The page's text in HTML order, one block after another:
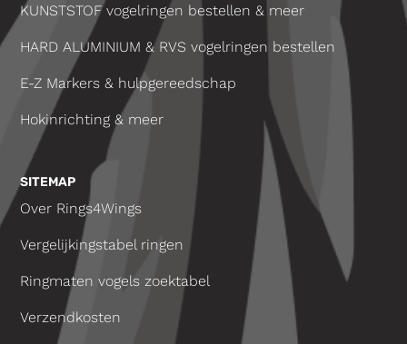
KUNSTSTOF vogelringen bestellen & meer
HARD ALUMINIUM & RVS vogelringen bestellen
E-Z Markers & hulpgereedschap
Hokinrichting & meer
SITEMAP
Over Rings4Wings
Vergelijkingstabel ringen
Ringmaten vogels zoektabel
Verzendkosten